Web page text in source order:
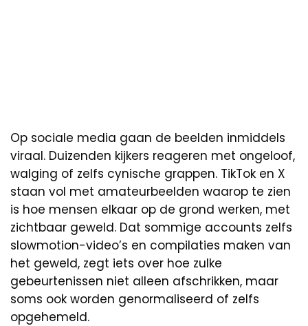
Op sociale media gaan de beelden inmiddels
viraal. Duizenden kijkers reageren met ongeloof,
walging of zelfs cynische grappen. TikTok en X
staan vol met amateurbeelden waarop te zien
is hoe mensen elkaar op de grond werken, met
zichtbaar geweld. Dat sommige accounts zelfs
slowmotion-video’s en compilaties maken van
het geweld, zegt iets over hoe zulke
gebeurtenissen niet alleen afschrikken, maar
soms ook worden genormaliseerd of zelfs
opgehemeld.